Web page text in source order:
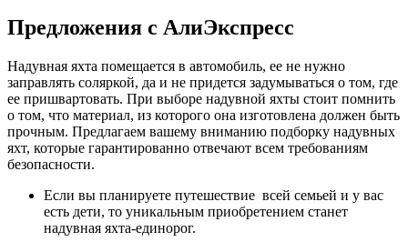
Предложения с АлиЭкспресс
Надувная яхта помещается в автомобиль, ее не нужно
заправлять соляркой, да и не придется задумываться о том, где
ее пришвартовать. При выборе надувной яхты стоит помнить
о том, что материал, из которого она изготовлена должен быть
прочным. Предлагаем вашему вниманию подборку надувных
яхт, которые гарантированно отвечают всем требованиям
безопасности.
Если вы планируете путешествие всей семьей и у вас
есть дети, то уникальным приобретением станет
надувная яхта-единорог.